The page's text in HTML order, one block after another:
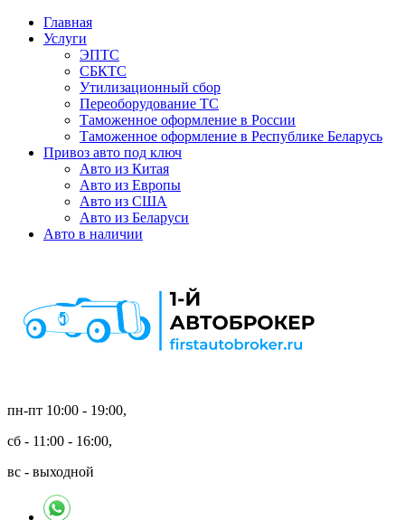
Главная
Услуги
ЭПТС
СБКТС
Утилизационный сбор
Переоборудование ТС
Таможенное оформление в России
Таможенное оформление в Республике Беларусь
Привоз авто под ключ
Авто из Китая
Авто из Европы
Авто из США
Авто из Беларуси
Авто в наличии
пн-пт 10:00 - 19:00,
сб - 11:00 - 16:00,
вс - выходной